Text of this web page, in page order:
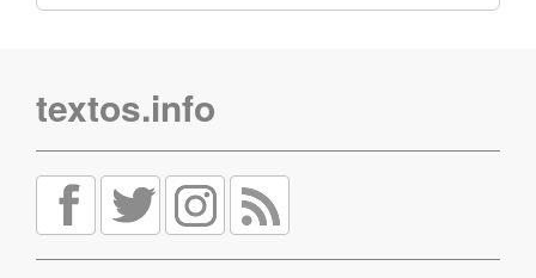
textos.info